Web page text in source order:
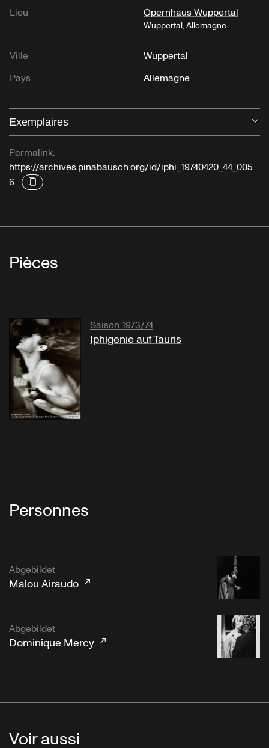
Lieu
Opernhaus Wuppertal
Wuppertal, Allemagne
Ville
Wuppertal
Pays
Allemagne
Exemplaires
Permalink:
https://archives.pinabausch.org/id/iphi_19740420_44_005
6
Pièces
Saison 1973/74
Iphigenie auf Tauris
Personnes
Abgebildet
Malou Airaudo
Abgebildet
Dominique Mercy
Voir aussi